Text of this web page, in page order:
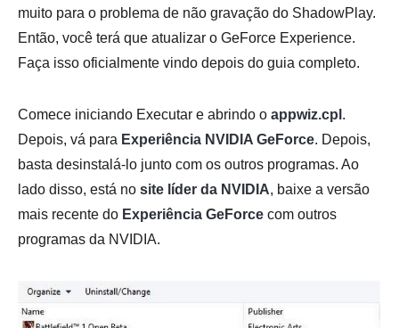
muito para o problema de não gravação do ShadowPlay.
Então, você terá que atualizar o GeForce Experience.
Faça isso oficialmente vindo depois do guia completo.
Comece iniciando Executar e abrindo o appwiz.cpl .
Depois, vá para Experiência NVIDIA GeForce. Depois,
basta desinstalá-lo junto com os outros programas. Ao
lado disso, está no site líder da NVIDIA, baixe a versão
mais recente do Experiência GeForce com outros
programas da NVIDIA.